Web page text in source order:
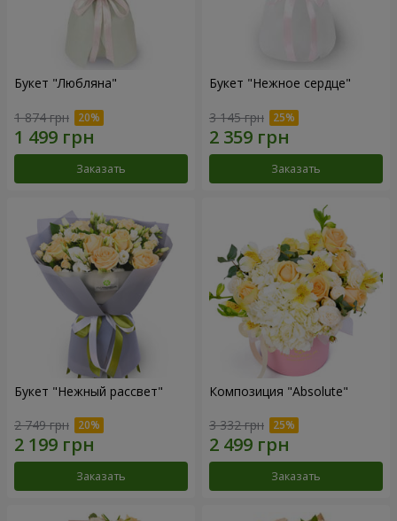
Букет "Любляна"
1 874 грн
Заказать
Букет "Нежное сердце"
3 145 грн
Заказать
Букет "Нежный рассвет"
2 749 грн
Заказать
Композиция "Absolute"
3 332 грн
Заказать